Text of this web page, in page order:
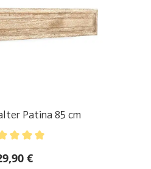
Patina 85 cm
€